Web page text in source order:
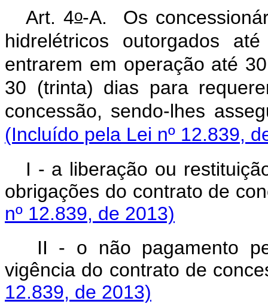
Art. 4o-A. Os
hidrelétricos outorgados
entrarem em operação até
30 (trinta) dias para
concessão, sendo-lhes
(Incluído pela Lei nº 12.839,
I - a liberação ou
obrigações do contrato de
nº 12.839, de 2013)
II - o não pagamento
vigência do contrato de
12.839, de 2013)